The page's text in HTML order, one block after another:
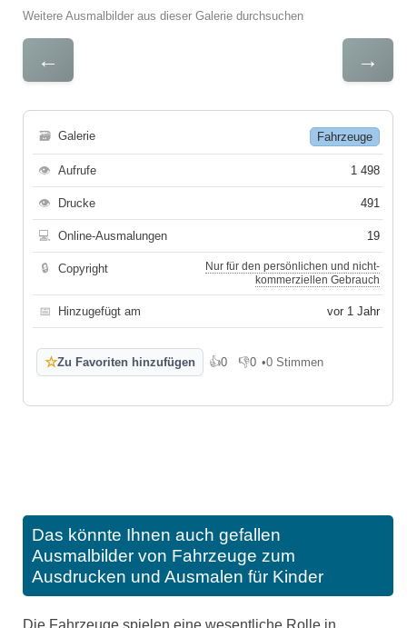
Weitere Ausmalbilder aus dieser Galerie durchsuchen
← →
🗃 Galerie Fahrzeuge
👁 Aufrufe 1 498
👁 Drucke 491
💻 Online-Ausmalungen 19
🔒 Copyright
Nur für den persönlichen und nicht-
kommerziellen Gebrauch
📅 Hinzugefügt am vor 1 Jahr
☆Zu Favoriten hinzufügen 👍0
Gefällt mir
👎0
Gefällt mir nicht
•0 Stimmen
Das könnte Ihnen auch gefallen
Ausmalbilder von Fahrzeuge zum
Ausdrucken und Ausmalen für Kinder